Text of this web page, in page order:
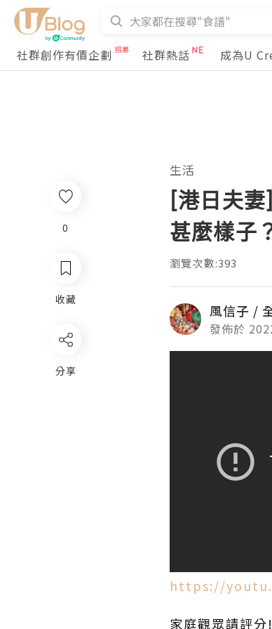
社群創作有價企劃 社群熱話 成為U
生活
[港日夫
甚麼樣子
瀏覽次數:393
風信子 /
發佈於
https://
家庭觀眾請評
0
收藏
分享